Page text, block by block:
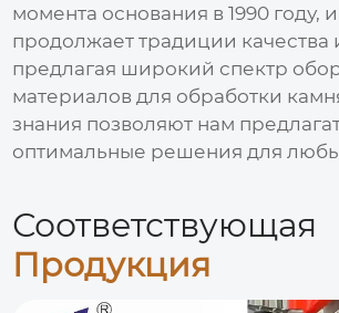
момента основания в 1990 году,
продолжает традиции качества
предлагая широкий спектр
материалов для обработки
знания позволяют нам
оптимальные решения для
Соответствующая
Продукция